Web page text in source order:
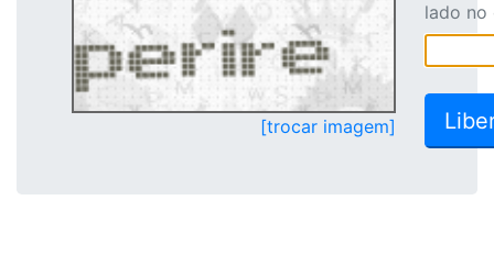
[trocar imagem]
lado no